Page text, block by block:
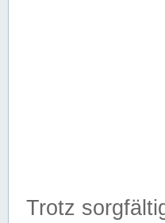
Trotz